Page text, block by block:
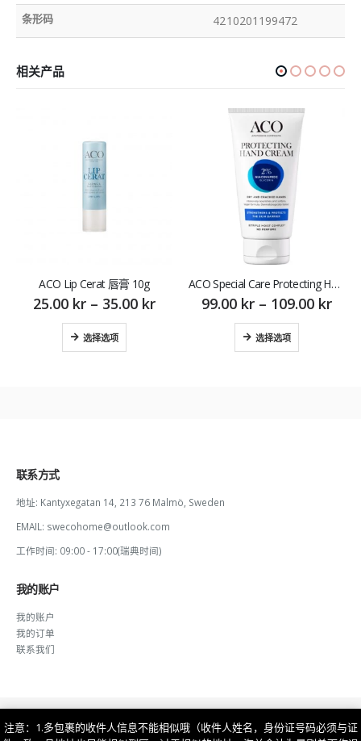
条形码 4210201199472
相关产品
ACO Lip Cerat 唇膏 10g
25.00 kr – 35.00 kr
选择选项
ACO Special Care Protecting Hand Cream oparfymerad 75 ml 护手霜
99.00 kr – 109.00 kr
选择选项
联系方式
地址: Kantyxegatan 14, 213 76 Malmö, Sweden
EMAIL: swecohome@outlook.com
工作时间: 09:00 - 17:00(瑞典时间)
我的账户
我的账户
我的订单
联系我们
注意：1.多包裹的收件人信息不能相似哦（收件人姓名，身份证号码必须与证